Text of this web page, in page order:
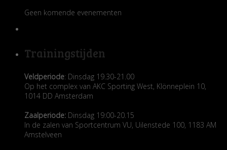
Geen komende evenementen
Trainingstijden
Veldperiode: Dinsdag 19.30-21.00
Op het complex van AKC Sporting West, Klönneplein 10,
1014 DD Amsterdam
Zaalperiode: Dinsdag 19:00-20.15
In de zalen van Sportcentrum VU, Uilenstede 100, 1183 AM
Amstelveen